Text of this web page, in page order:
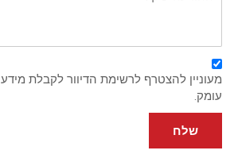
מעוניין להצטרף לרשימת הדיוור לקבלת
עומק.
שלח